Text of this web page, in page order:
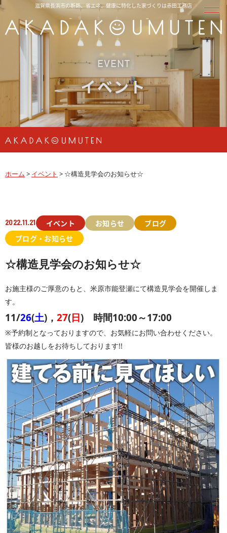
滋賀県長浜市の断熱、省エネ、健康に特化した家づくりは赤田工務店
EVENT
イベント
ホーム > イベント > ☆構造見学会のお知らせ☆
2022.11.21 イベント お知らせ
ブログ
ブログ・お知らせ
☆構造見学会のお知らせ☆
お施主様のご厚意のもと、米原市能登瀬にて構造見学会を開催しま
す。
11/26(土)， 27(日) 時間10:00～17:00
※予約制となっておりますので、お気軽にお問い合わせください。
皆様のお越しをお待ちしております!!